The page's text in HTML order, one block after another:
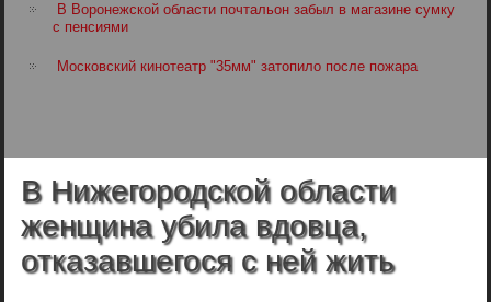
В Воронежской области почтальон забыл в магазине сумку
с пенсиями
Московский кинотеатр "35мм" затопило после пожара
В Нижегородской области
женщина убила вдовца,
отказавшегося с ней жить